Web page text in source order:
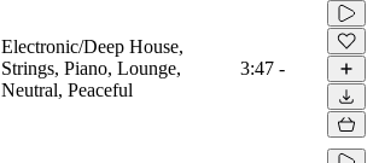
Electronic/Deep House,
Strings, Piano, Lounge,
Neutral, Peaceful
3:47 -